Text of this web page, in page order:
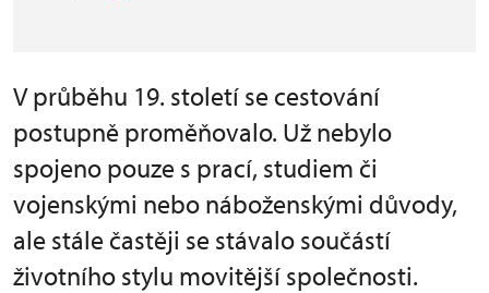
V průběhu 19. století se cestování
postupně proměňovalo. Už nebylo
spojeno pouze s prací, studiem či
vojenskými nebo náboženskými důvody,
ale stále častěji se stávalo součástí
životního stylu movitější společnosti.